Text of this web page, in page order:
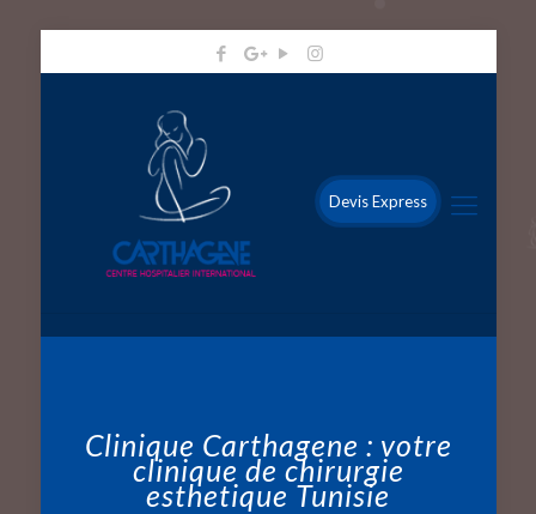
Devis Express
Clinique Carthagene : votre
clinique de chirurgie
esthetique Tunisie